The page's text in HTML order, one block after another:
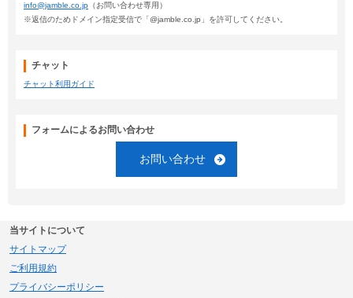
info@jamble.co.jp （お問い合わせ専用）
※返信のためドメイン指定受信で「@jamble.co.jp」を許可してください。
チャット
チャット利用ガイド
フォームによるお問い合わせ
お問い合わせ
当サイトについて
サイトマップ
ご利用規約
プライバシーポリシー